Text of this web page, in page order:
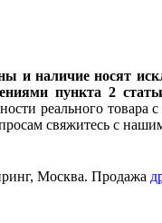
и наличие носят
пункта 2
реального
свяжитесь с
, Москва. Продажа